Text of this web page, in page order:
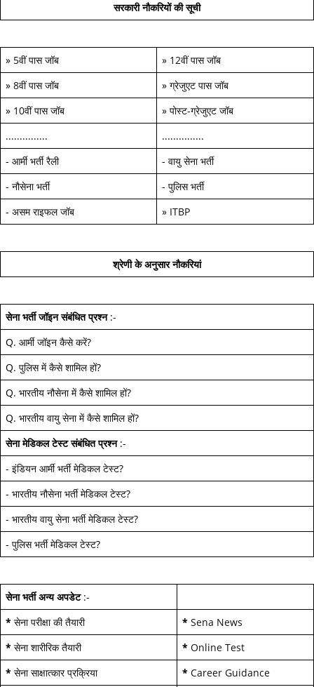
सरकारी नौकरियों की सूची
» 5वीं पास जॉब » 12वीं पास जॉब
» 8वीं पास जॉब » ग्रेजुएट पास जॉब
» 10वीं पास जॉब » पोस्ट-ग्रेजुएट जॉब
...............
...............
- आर्मी भर्ती रैली - वायु सेना भर्ती
- नौसेना भर्ती - पुलिस भर्ती
- असम राइफल जॉब » ITBP
श्रेणी के अनुसार नौकरियां
सेना भर्ती जॉइन संबंधित प्रश्न:-
Q. आर्मी जॉइन कैसे करें?
Q. पुलिस में कैसे शामिल हों?
Q. भारतीय नौसेना में कैसे शामिल हों?
Q. भारतीय वायु सेना में कैसे शामिल हों?
सेना मेडिकल टेस्ट संबंधित प्रश्न:-
- इंडियन आर्मी भर्ती मेडिकल टेस्ट?
- भारतीय नौसेना भर्ती मेडिकल टेस्ट?
- भारतीय वायु सेना भर्ती मेडिकल टेस्ट?
- पुलिस भर्ती मेडिकल टेस्ट?
सेना भर्ती अन्य अपडेट:-
* सेना परीक्षा की तैयारी * Sena News
* सेना शारीरिक तैयारी * Online Test
* सेना साक्षात्कार प्रक्रिया * Career Guidance